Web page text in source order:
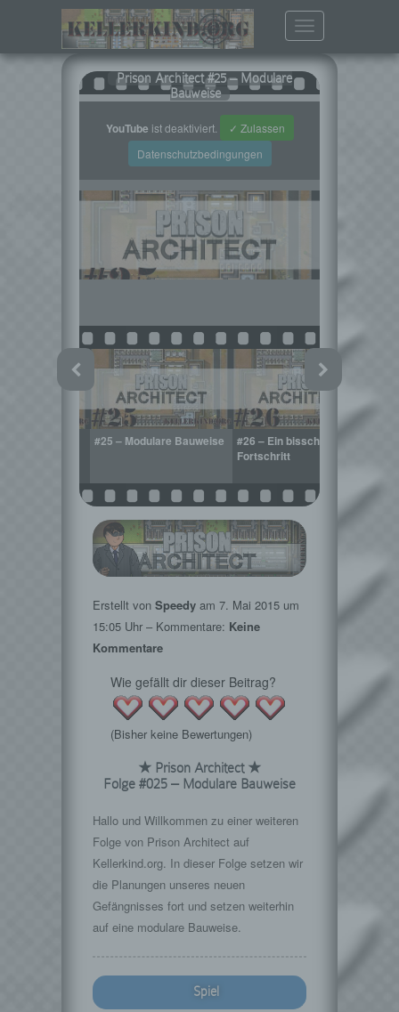
Toggle
navigation
Prison Architect #25 – Modulare
Bauweise
YouTube ist deaktiviert.
✓ Zulassen
Datenschutzbedingungen
#25 – Modulare Bauweise
#26 – Ein bisschen
Fortschritt
Erstellt von Speedy am 7. Mai 2015 um
15:05 Uhr – Kommentare: Keine
Kommentare
Wie gefällt dir dieser Beitrag?
(Bisher keine Bewertungen)
★ Prison Architect ★
Folge #025 – Modulare Bauweise
Hallo und Willkommen zu einer weiteren
Folge von Prison Architect auf
Kellerkind.org. In dieser Folge setzen wir
die Planungen unseres neuen
Gefängnisses fort und setzen weiterhin
auf eine modulare Bauweise.
Spiel